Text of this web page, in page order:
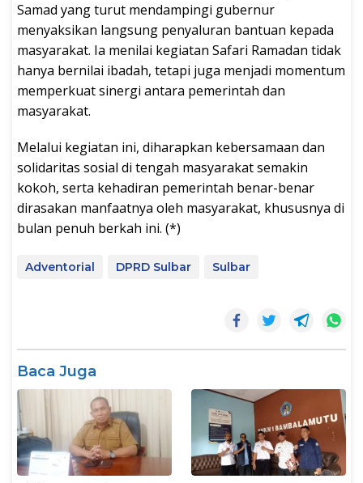
Samad yang turut mendampingi gubernur
menyaksikan langsung penyaluran bantuan kepada
masyarakat. Ia menilai kegiatan Safari Ramadan tidak
hanya bernilai ibadah, tetapi juga menjadi momentum
memperkuat sinergi antara pemerintah dan
masyarakat.
Melalui kegiatan ini, diharapkan kebersamaan dan
solidaritas sosial di tengah masyarakat semakin
kokoh, serta kehadiran pemerintah benar-benar
dirasakan manfaatnya oleh masyarakat, khususnya di
bulan penuh berkah ini. (*)
Adventorial DPRD Sulbar Sulbar
Baca Juga